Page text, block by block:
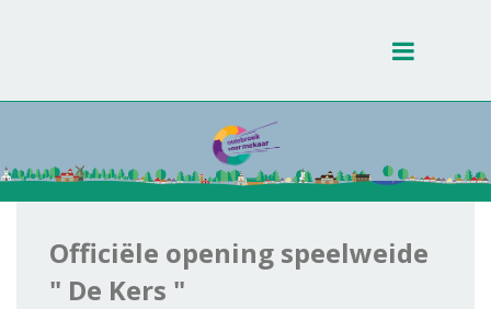
Toggle
Officiële opening speelweide
" De Kers "